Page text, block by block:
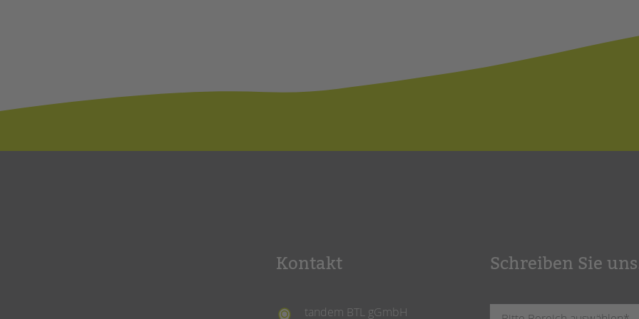
Kontakt
tandem BTL gGmbH
Schreiben Sie